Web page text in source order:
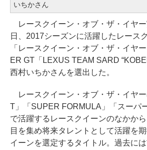
いちかさん
レースクイーン・オブ・ザ・イヤ
日、2017シーズンに活躍したレース
「レースクイーン・オブ・ザ・イヤ
ER GT「LEXUS TEAM SARD
西村いちかさんを選出した。
レースクイーン・オブ・ザ・イヤ
T」「SUPER FORMULA」「スーパ
で活躍するレースクイーンのなかか
目を集め将来タレントとして活躍を
イーンを選定するタイトル。過去に